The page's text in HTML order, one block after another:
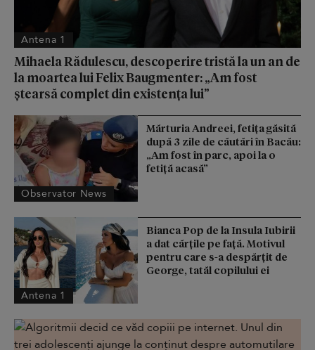
Antena 1
Mihaela Rădulescu, descoperire tristă la un an de
la moartea lui Felix Baugmenter: „Am fost
ștearsă complet din existența lui”
Observator News
Mărturia Andreei, fetiţa găsită
după 3 zile de căutări în Bacău:
„Am fost în parc, apoi la o
fetiţă acasă”
Antena 1
Bianca Pop de la Insula Iubirii
a dat cărțile pe față. Motivul
pentru care s-a despărțit de
George, tatăl copilului ei